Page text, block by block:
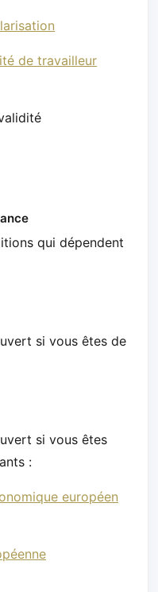
de travailleur
qui dépendent
si vous êtes de
si vous êtes
:
européen